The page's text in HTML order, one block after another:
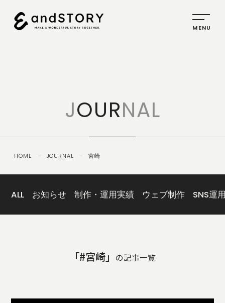
SERVICE
PLANNING
CREATIVE
PROMOTION
IDENTITY
ABOUT
US
COMPANY
JOURNAL
US
JOURNAL
HOME － JOURNAL － 宮崎
ALL お知らせ 制作・運用実績 ウェブ制作 SNS運
「#宮崎」 の記事一覧